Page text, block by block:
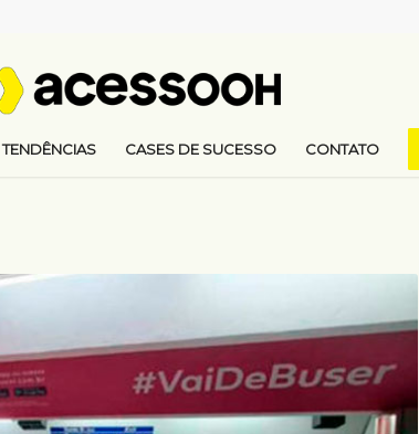
TENDÊNCIAS CASES DE SUCESSO CONTATO